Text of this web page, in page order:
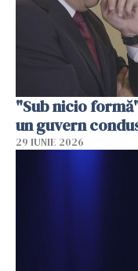
"Sub nicio
un guvern
29 IUNIE 2026